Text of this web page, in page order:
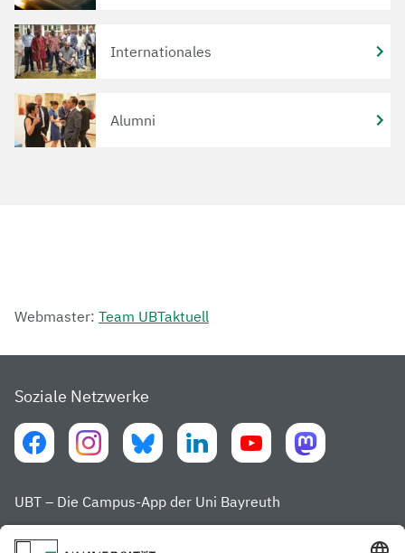
Internationales
Alumni
Webmaster: Team UBTaktuell
Soziale Netzwerke
UBT – Die Campus-App der Uni Bayreuth